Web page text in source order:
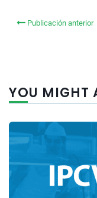
Publicación anterior
YOU MIGHT